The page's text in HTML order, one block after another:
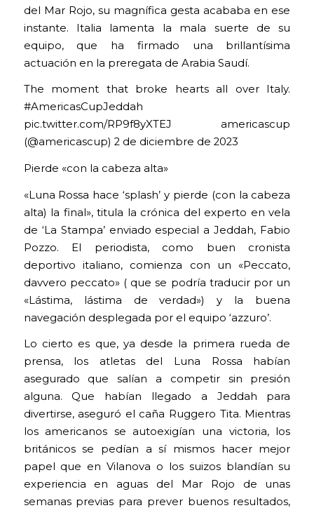
del Mar Rojo, su magnífica gesta acababa en ese
instante. Italia lamenta la mala suerte de su
equipo, que ha firmado una brillantísima
actuación en la preregata de Arabia Saudí.
The moment that broke hearts all over Italy.
#AmericasCupJeddah
pic.twitter.com/RP9f8yXTEJ americascup
(@americascup) 2 de diciembre de 2023
Pierde «con la cabeza alta»
«Luna Rossa hace ‘splash’ y pierde (con la cabeza
alta) la final», titula la crónica del experto en vela
de ‘La Stampa’ enviado especial a Jeddah, Fabio
Pozzo. El periodista, como buen cronista
deportivo italiano, comienza con un «Peccato,
davvero peccato» ( que se podría traducir por un
«Lástima, lástima de verdad») y la buena
navegación desplegada por el equipo ‘azzuro’.
Lo cierto es que, ya desde la primera rueda de
prensa, los atletas del Luna Rossa habían
asegurado que salían a competir sin presión
alguna. Que habían llegado a Jeddah para
divertirse, aseguró el caña Ruggero Tita. Mientras
los americanos se autoexigían una victoria, los
británicos se pedían a sí mismos hacer mejor
papel que en Vilanova o los suizos blandían su
experiencia en aguas del Mar Rojo de unas
semanas previas para prever buenos resultados,